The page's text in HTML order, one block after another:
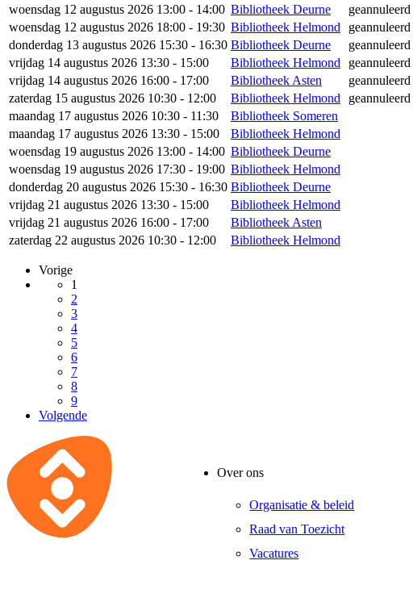
woensdag 12 augustus 2026 13:00 - 14:00 Bibliotheek Deurne geannuleerd
woensdag 12 augustus 2026 18:00 - 19:30 Bibliotheek Helmond geannuleerd
donderdag 13 augustus 2026 15:30 - 16:30 Bibliotheek Deurne geannuleerd
vrijdag 14 augustus 2026 13:30 - 15:00
Bibliotheek Helmond geannuleerd
vrijdag 14 augustus 2026 16:00 - 17:00
Bibliotheek Asten geannuleerd
zaterdag 15 augustus 2026 10:30 - 12:00
Bibliotheek Helmond geannuleerd
maandag 17 augustus 2026 10:30 - 11:30
Bibliotheek Someren
maandag 17 augustus 2026 13:30 - 15:00
Bibliotheek Helmond
woensdag 19 augustus 2026 13:00 - 14:00 Bibliotheek Deurne
woensdag 19 augustus 2026 17:30 - 19:00 Bibliotheek Helmond
donderdag 20 augustus 2026 15:30 - 16:30 Bibliotheek Deurne
vrijdag 21 augustus 2026 13:30 - 15:00
Bibliotheek Helmond
vrijdag 21 augustus 2026 16:00 - 17:00
Bibliotheek Asten
zaterdag 22 augustus 2026 10:30 - 12:00
Bibliotheek Helmond
Vorige
1
2
3
4
5
6
7
8
9
Volgende
Over ons
Organisatie & beleid
Raad van Toezicht
Vacatures